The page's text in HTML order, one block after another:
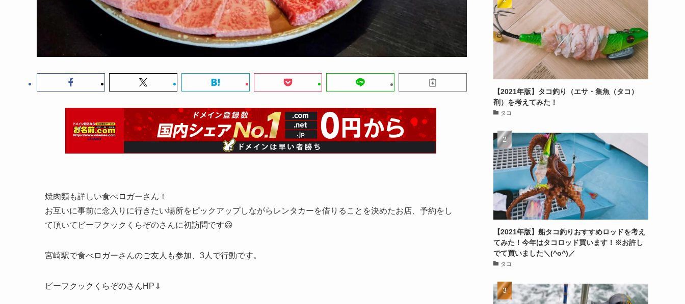
焼肉類も詳しい食べロガーさん！
お互いに事前に念入りに行きたい場所をピックアップしながらレンタカーを借りることを決めたお店、予約をし
て頂いてビーフクックくらぞのさんに初訪問です😃
宮崎駅で食べロガーさんのご友人も参加、3人で行動です。
ビーフクックくらぞのさんHP⇓
【2021年版】タコ釣り（エサ・集魚（タコ）
剤）を考えてみた！
タコ
【2021年版】船タコ釣りおすすめロッドを考え
てみた！今年はタコロッド買います！※お許し
でて買いました＼(^o^)／
タコ